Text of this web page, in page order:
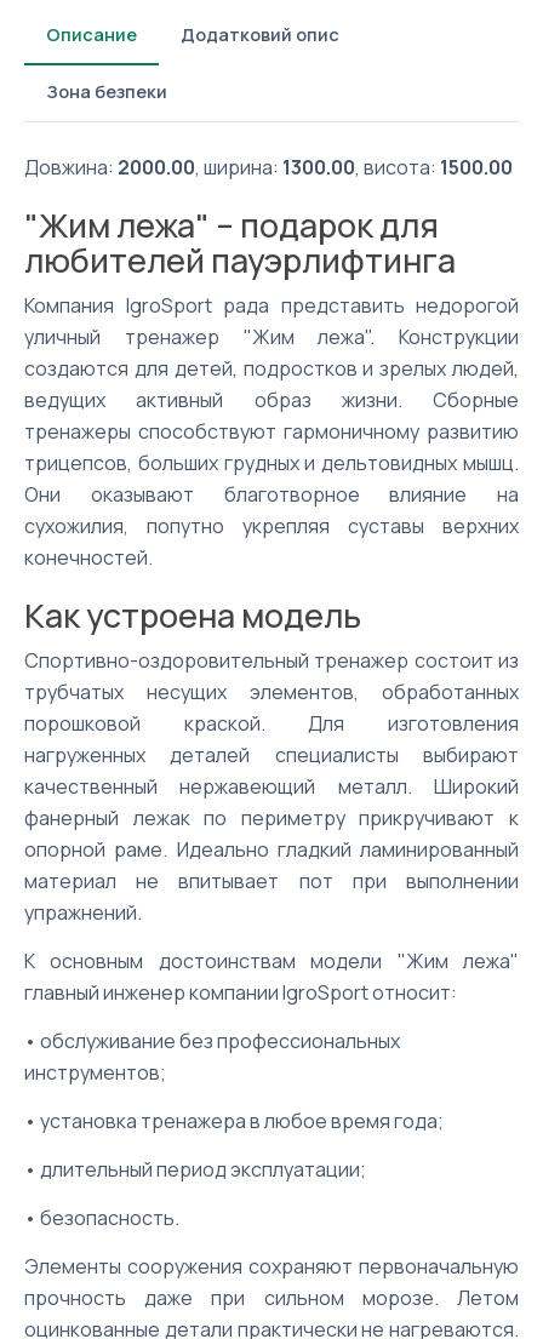
Описание Додатковий опис
Зона безпеки
Довжина: 2000.00, ширина: 1300.00, висота: 1500.00
"Жим лежа" – подарок для
любителей пауэрлифтинга
Компания IgroSport рада представить недорогой
уличный тренажер "Жим лежа". Конструкции
создаются для детей, подростков и зрелых людей,
ведущих активный образ жизни. Сборные
тренажеры способствуют гармоничному развитию
трицепсов, больших грудных и дельтовидных мышц.
Они оказывают благотворное влияние на
сухожилия, попутно укрепляя суставы верхних
конечностей.
Как устроена модель
Спортивно-оздоровительный тренажер состоит из
трубчатых несущих элементов, обработанных
порошковой краской. Для изготовления
нагруженных деталей специалисты выбирают
качественный нержавеющий металл. Широкий
фанерный лежак по периметру прикручивают к
опорной раме. Идеально гладкий ламинированный
материал не впитывает пот при выполнении
упражнений.
К основным достоинствам модели "Жим лежа"
главный инженер компании IgroSport относит:
• обслуживание без профессиональных
инструментов;
• установка тренажера в любое время года;
• длительный период эксплуатации;
• безопасность.
Элементы сооружения сохраняют первоначальную
прочность даже при сильном морозе. Летом
оцинкованные детали практически не нагреваются.